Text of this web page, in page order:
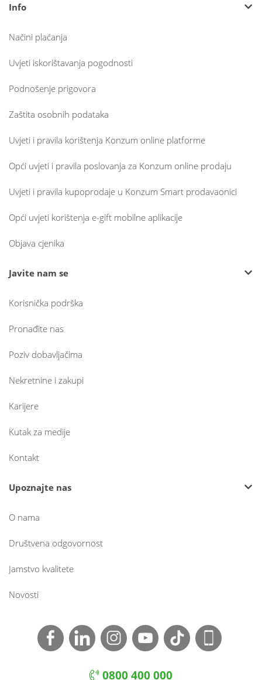
Info
Načini plaćanja
Uvjeti iskorištavanja pogodnosti
Podnošenje prigovora
Zaštita osobnih podataka
Uvjeti i pravila korištenja Konzum online platforme
Opći uvjeti i pravila poslovanja za Konzum online prodaju
Uvjeti i pravila kupoprodaje u Konzum Smart prodavaonici
Opći uvjeti korištenja e-gift mobilne aplikacije
Objava cjenika
Javite nam se
Korisnička podrška
Pronađite nas
Poziv dobavljačima
Nekretnine i zakupi
Karijere
Kutak za medije
Kontakt
Upoznajte nas
O nama
Društvena odgovornost
Jamstvo kvalitete
Novosti
0800 400 000